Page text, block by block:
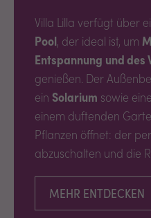
Villa Lilla verfügt über
Pool, der ideal ist, um
Entspannung und des
genießen. Der
ein Solarium sowie eine
einem duftenden
Pflanzen öffnet: der
abzuschalten und die
MEHR ENTDECKEN